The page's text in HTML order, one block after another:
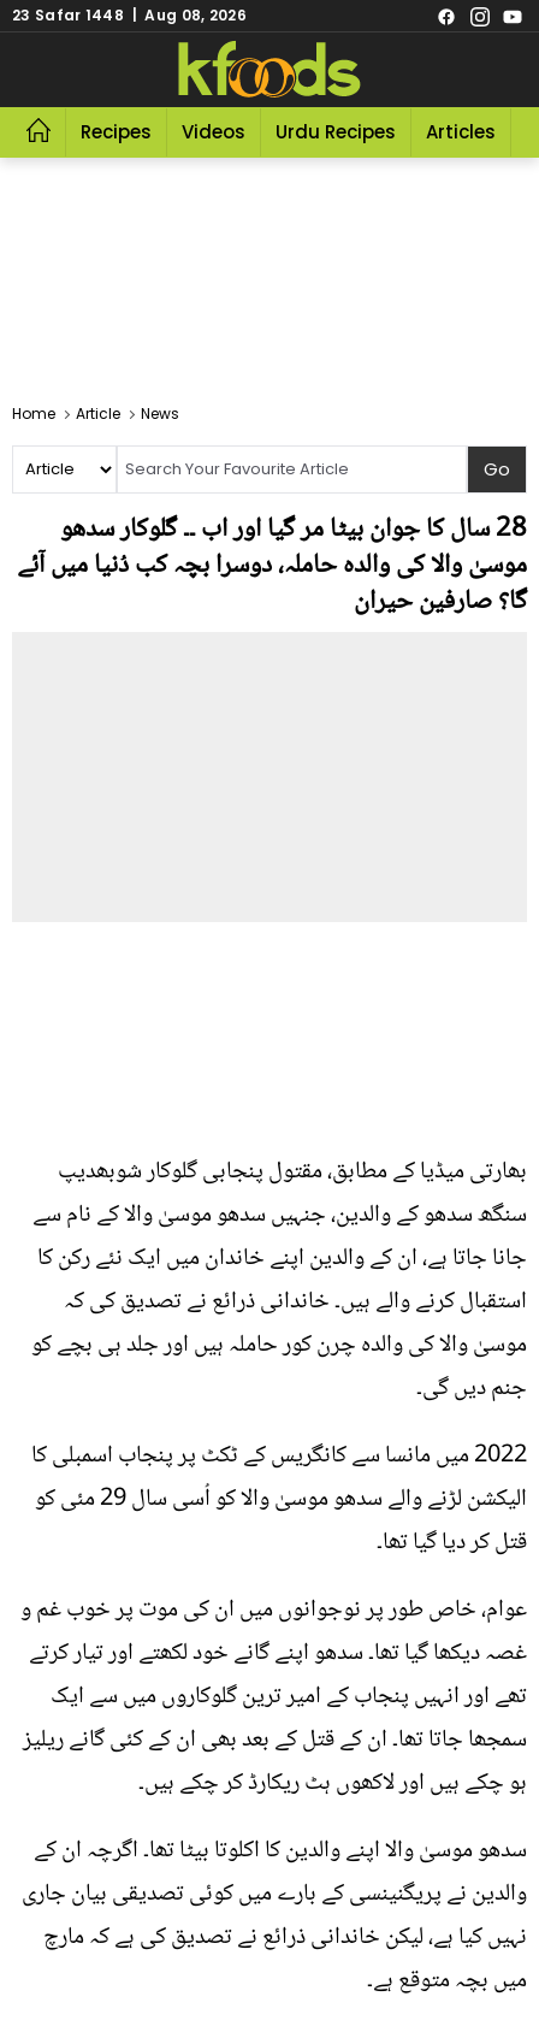
23 Safar 1448 | Aug 08, 2026
Recipes Videos Urdu Recipes Articles
Home Article News
28 سال کا جوان بیٹا مر گیا اور اب ۔۔ گلوکار سدھو
موسیٰ والا کی والدہ حاملہ، دوسرا بچہ کب دُنیا میں آئے
گا؟ صارفین حیران
بھارتی میڈیا کے مطابق، مقتول پنجابی گلوکار شوبھدیپ
سنگھ سدھو کے والدین، جنہیں سدھو موسیٰ والا کے نام سے
جانا جاتا ہے، ان کے والدین اپنے خاندان میں ایک نئے رکن کا
استقبال کرنے والے ہیں۔ خاندانی ذرائع نے تصدیق کی کہ
موسیٰ والا کی والدہ چرن کور حاملہ ہیں اور جلد ہی بچے کو
جنم دیں گی۔
2022 میں مانسا سے کانگریس کے ٹکٹ پر پنجاب اسمبلی کا
الیکشن لڑنے والے سدھو موسیٰ والا کو اُسی سال 29 مئی کو
قتل کر دیا گیا تھا۔
عوام، خاص طور پر نوجوانوں میں ان کی موت پر خوب غم و
غصہ دیکھا گیا تھا۔ سدھو اپنے گانے خود لکھتے اور تیار کرتے
تھے اور انہیں پنجاب کے امیر ترین گلوکاروں میں سے ایک
سمجھا جاتا تھا۔ ان کے قتل کے بعد بھی ان کے کئی گانے ریلیز
ہو چکے ہیں اور لاکھوں ہٹ ریکارڈ کر چکے ہیں۔
سدھو موسیٰ والا اپنے والدین کا اکلوتا بیٹا تھا۔ اگرچہ ان کے
والدین نے پریگنینسی کے بارے میں کوئی تصدیقی بیان جاری
نہیں کیا ہے، لیکن خاندانی ذرائع نے تصدیق کی ہے کہ مارچ
میں بچہ متوقع ہے۔